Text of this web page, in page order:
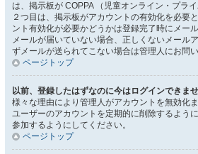
は、掲示板が COPPA （児童オンライン・プラ
２つ目は、掲示板がアカウントの有効化を必要
ント有効化が必要かどうかは登録完了時にメー
メールが届いていない場合、正しくないメール
ずメールが送られてこない場合は管理人にお問
ページトップ
以前、登録したはずなのに今はログインできませ
様々な理由により管理人がアカウントを無効化
ユーザーのアカウントを定期的に削除するよう
参加するようにしてください。
ページトップ